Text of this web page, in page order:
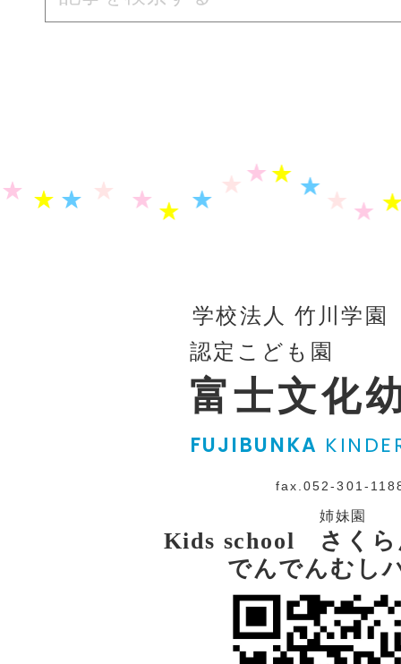
学校法人 竹川学園
認定こども園
富士文化
FUJIBUNKA
fax.052-301-
姉妹園
Kids school さく
でんでんむし